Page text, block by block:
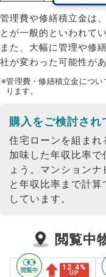
管理費や修繕積立金は
とが一般的といわれてい
また、大幅に管理や修
社が変わった可能性があ
※管理費・修繕積立金につ
ります。
購入をご検討され
住宅ローンを組まれ
加味した年収比率
ょう。 マンションナ
と年収比率まで計
しています。
閲覧中
12.4%
UP